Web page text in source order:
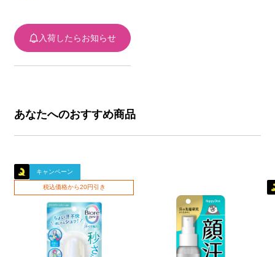
入荷したらお知らせ
あなたへのおすすめ商品
キャンペーン
税込価格から20円引き